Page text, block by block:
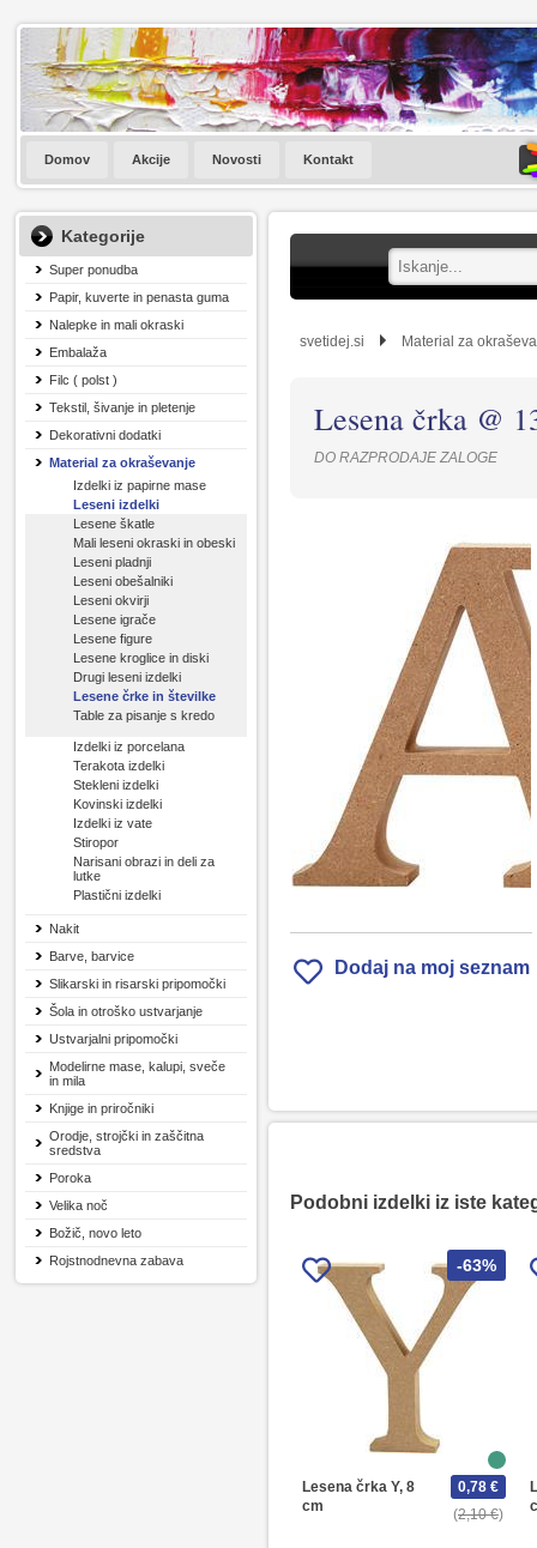
Domov Akcije Novosti Kontakt
Kategorije
Super ponudba
Papir, kuverte in penasta guma
Nalepke in mali okraski
Embalaža
Filc ( polst )
Tekstil, šivanje in pletenje
Dekorativni dodatki
Material za okraševanje
Izdelki iz papirne mase
Leseni izdelki
Lesene škatle
Mali leseni okraski in obeski
Leseni pladnji
Leseni obešalniki
Leseni okvirji
Lesene igrače
Lesene figure
Lesene kroglice in diski
Drugi leseni izdelki
Lesene črke in številke
Table za pisanje s kredo
Izdelki iz porcelana
Terakota izdelki
Stekleni izdelki
Kovinski izdelki
Izdelki iz vate
Stiropor
Narisani obrazi in deli za
lutke
Plastični izdelki
Nakit
Barve, barvice
Slikarski in risarski pripomočki
Šola in otroško ustvarjanje
Ustvarjalni pripomočki
Modelirne mase, kalupi, sveče
in mila
Knjige in priročniki
Orodje, strojčki in zaščitna
sredstva
Poroka
Velika noč
Božič, novo leto
Rojstnodnevna zabava
svetidej.si Material za
Lesena črka @
DO RAZPRODAJE ZALOGE
Dodaj na moj seznam
Podobni izdelki iz iste
-63%
Lesena črka Y, 8
cm
2,10 €
0,78 €